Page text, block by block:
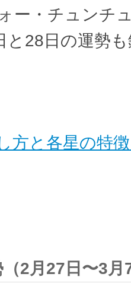
ー・チュンチ
と28日の運勢
方と各星の特
2月27日〜3月